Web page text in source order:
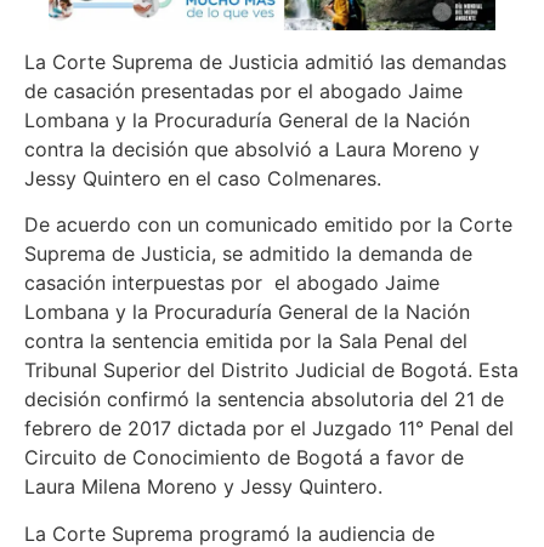
La Corte Suprema de Justicia admitió las demandas
de casación presentadas por el abogado Jaime
Lombana y la Procuraduría General de la Nación
contra la decisión que absolvió a Laura Moreno y
Jessy Quintero en el caso Colmenares.
De acuerdo con un comunicado emitido por la Corte
Suprema de Justicia, se admitido la demanda de
casación interpuestas por el abogado Jaime
Lombana y la Procuraduría General de la Nación
contra la sentencia emitida por la Sala Penal del
Tribunal Superior del Distrito Judicial de Bogotá. Esta
decisión confirmó la sentencia absolutoria del 21 de
febrero de 2017 dictada por el Juzgado 11° Penal del
Circuito de Conocimiento de Bogotá a favor de
Laura Milena Moreno y Jessy Quintero.
La Corte Suprema programó la audiencia de